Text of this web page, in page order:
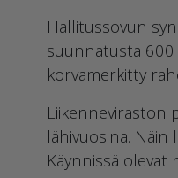
Hallitussovun
suunnatusta 600
korvamerkitty
Liikenneviraston
lähivuosina.
Käynnissä